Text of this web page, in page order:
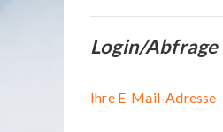
Login/
Ihre E-Mail-Adresse